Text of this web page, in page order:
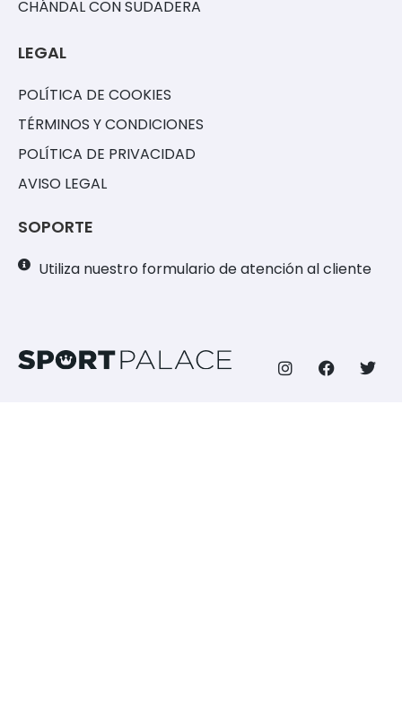
CHÁNDAL CON SUDADERA
LEGAL
POLÍTICA DE COOKIES
TÉRMINOS Y CONDICIONES
POLÍTICA DE PRIVACIDAD
AVISO LEGAL
SOPORTE
Utiliza nuestro formulario de atención al cliente